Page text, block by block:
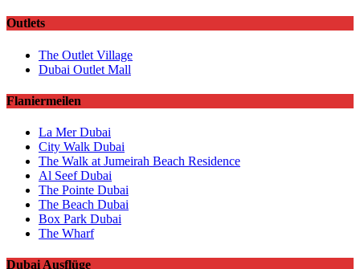
Outlets
The Outlet Village
Dubai Outlet Mall
Flaniermeilen
La Mer Dubai
City Walk Dubai
The Walk at Jumeirah Beach Residence
Al Seef Dubai
The Pointe Dubai
The Beach Dubai
Box Park Dubai
The Wharf
Dubai Ausflüge